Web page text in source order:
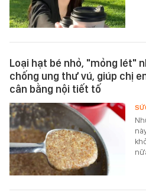
Loại hạt bé nhỏ, "mỏng lét"
chống ung thư vú, giúp chị
cân bằng nội tiết tố